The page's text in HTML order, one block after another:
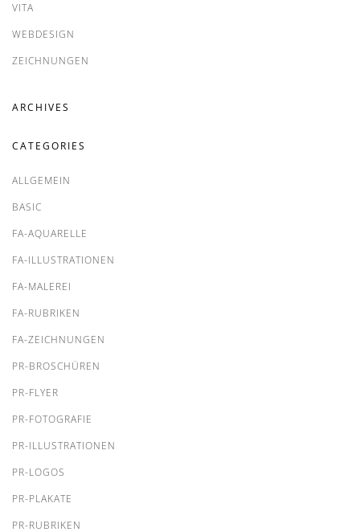
VITA
WEBDESIGN
ZEICHNUNGEN
ARCHIVES
CATEGORIES
ALLGEMEIN
BASIC
FA-AQUARELLE
FA-ILLUSTRATIONEN
FA-MALEREI
FA-RUBRIKEN
FA-ZEICHNUNGEN
PR-BROSCHÜREN
PR-FLYER
PR-FOTOGRAFIE
PR-ILLUSTRATIONEN
PR-LOGOS
PR-PLAKATE
PR-RUBRIKEN